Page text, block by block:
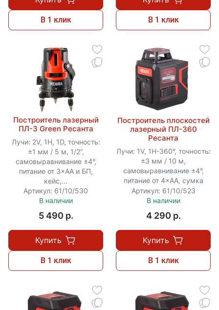
В 1 клик В 1 клик
Построитель лазерный
ПЛ-3 Green Ресанта
Лучи: 2V, 1H, 1D, точность:
±1 мм / 5 м, 1/2”,
самовыравнивание ±4°,
питание от 3×АА и БП,
кейс,...
Артикул: 61/10/530
В наличии
5 490 p.
Купить
В 1 клик
Построитель плоскостей
лазерный ПЛ-360
Ресанта
Лучи: 1V, 1H-360°, точность:
±3 мм / 10 м,
самовыравнивание ±4°,
питание от 4×АА, сумка
Артикул: 61/10/523
В наличии
4 290 p.
Купить
В 1 клик